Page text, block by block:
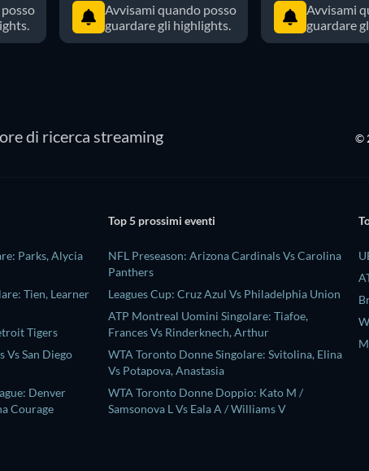
Avvisami quando posso
guardare gli highlights.
Avvisami
guardare
di ricerca streaming ©
Parks, Alycia
Tien, Learner
Tigers
Vs San Diego
Denver
Courage
Top 5 prossimi eventi
NFL Preseason: Arizona Cardinals Vs Carolina
Panthers
Leagues Cup: Cruz Azul Vs Philadelphia Union
ATP Montreal Uomini Singolare: Tiafoe,
Frances Vs Rinderknech, Arthur
WTA Toronto Donne Singolare: Svitolina, Elina
Vs Potapova, Anastasia
WTA Toronto Donne Doppio: Kato M /
Samsonova L Vs Eala A / Williams V